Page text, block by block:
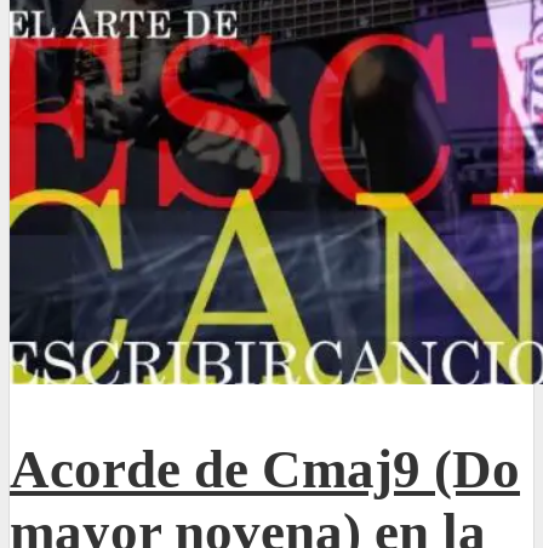
Acorde de Cmaj9 (Do
mayor novena) en la